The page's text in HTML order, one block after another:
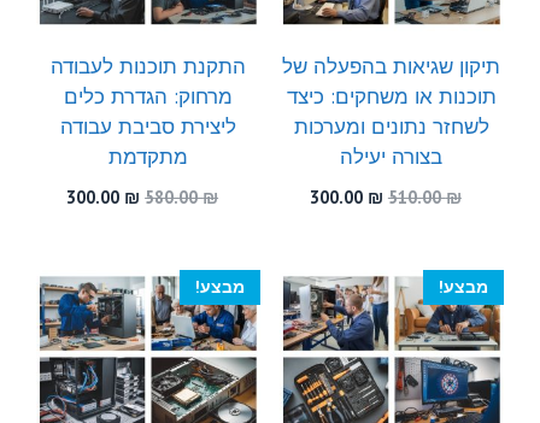
תיקון שגיאות בהפעלה של
תוכנות או משחקים: כיצד
לשחזר נתונים ומערכות
בצורה יעילה
510.00₪
המחיר
510.00 ₪.
300.00 ₪
300.00 ₪.
התקנת תוכנות לעבודה
מרחוק: הגדרת כלים
ליצירת סביבת עבודה
מתקדמת
580.00₪
המחיר
580.00 ₪.
300.00 ₪
המחיר
300.00 ₪.
מבצע! מבצע!